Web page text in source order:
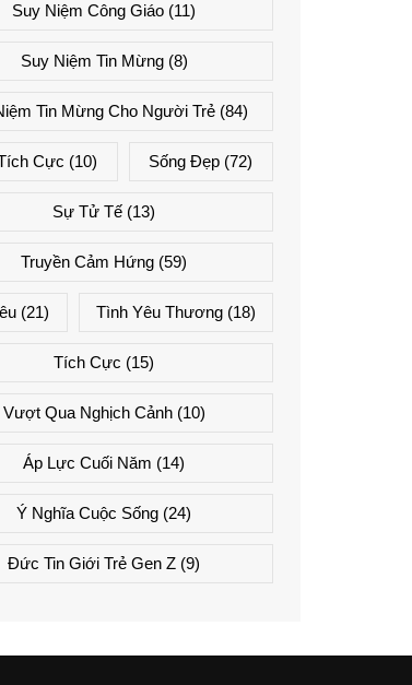
Suy Niệm Công Giáo (11)
Suy Niệm Tin Mừng(8)
Tin Mừng Cho Người Trẻ(84)
Cực (10) Sống Đẹp (72)
Sự Tử Tế (13)
Truyền Cảm Hứng (59)
(21) Tình Yêu Thương(18)
Tích Cực (15)
Vượt Qua Nghịch Cảnh(10)
Áp Lực Cuối Năm (14)
Ý Nghĩa Cuộc Sống (24)
Đức Tin Giới Trẻ Gen Z (9)